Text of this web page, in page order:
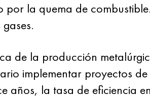
por la quema de
de la producción
implementar proyectos
años, la tasa de